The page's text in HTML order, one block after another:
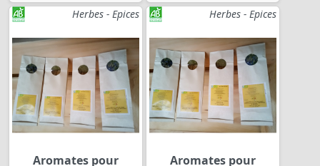
Herbes - Epices
Aromates pour
Herbes - Epices
Aromates pour